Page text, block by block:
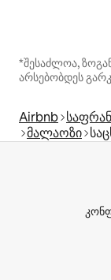
*შესაძლოა,
არსებობდეს
Airbnb
მალაოზი